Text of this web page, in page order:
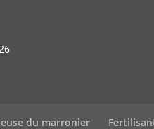
du marronier